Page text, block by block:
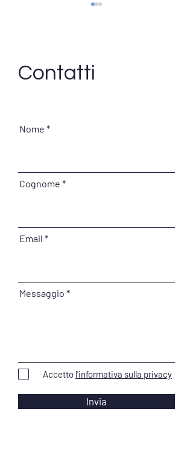
FESTEGGIAMOLI
INSIEME!
Contatti
Nome
Cognome
Email
Messaggio
Accetto l'informativa sulla privacy
Invia